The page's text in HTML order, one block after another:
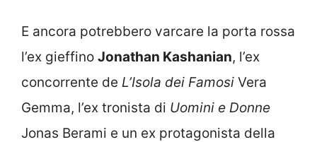
E ancora potrebbero varcare la porta rossa
l’ex gieffino Jonathan Kashanian, l’ex
concorrente de L’Isola dei Famosi Vera
Gemma, l’ex tronista di Uomini e Donne
Jonas Berami e un ex protagonista della